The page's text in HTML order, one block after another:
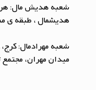
شعبه هدیش مال:
هدیشمال ، طبقه ی
شعبه مهرادمال:
میدان مهران، مجتمع